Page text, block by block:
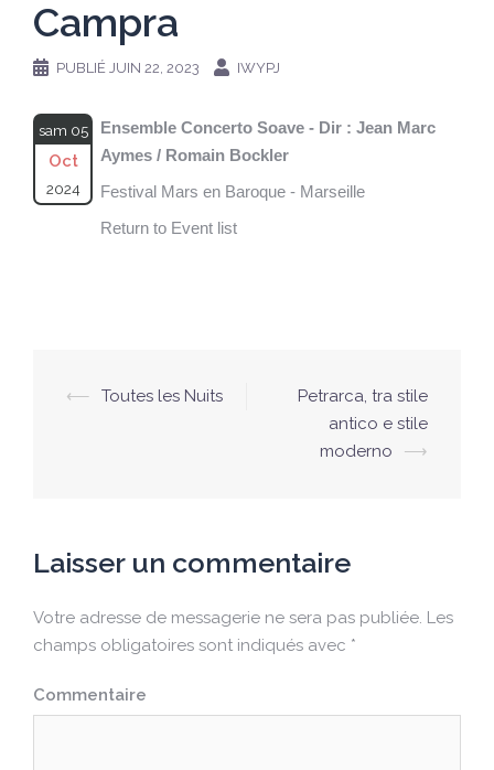
Campra
PUBLIÉ JUIN 22, 2023 IWYPJ
sam 05
Oct
2024
Ensemble Concerto Soave - Dir : Jean Marc
Aymes / Romain Bockler
Festival Mars en Baroque - Marseille
Return to Event list
Navigation
⟵ Toutes les Nuits
Petrarca, tra stile
antico e stile
moderno
⟶
Laisser un commentaire
Votre adresse de messagerie ne sera pas publiée. Les
champs obligatoires sont indiqués avec *
Commentaire